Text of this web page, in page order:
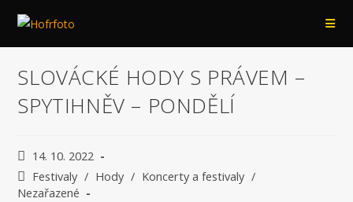
obsahu
SLOVÁCKÉ HODY S PRÁVEM –
SPYTIHNĚV – PONDĚLÍ
Příspěvek
byl
publikován
14. 10. 2022
Rubriky
příspěvku
Festivaly / Hody / Koncerty a festivaly /
Nezařazené